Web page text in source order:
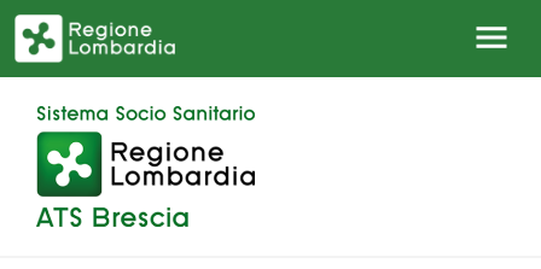
Salta al contenuto principale